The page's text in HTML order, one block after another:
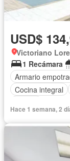
USD$
Victoriano
1 Recámara
Armario
Cocina integral
Hace 1 semana, 2